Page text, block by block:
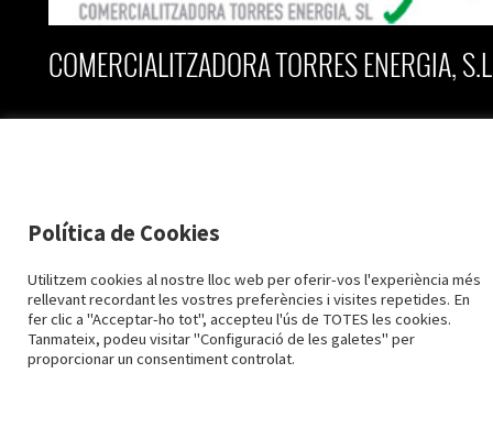
COMERCIALITZADORA TORRES ENERGIA,
973 79 28 28
info@torresenergia.cat
Avís Legal i Protecció de dades
Política de Cookies
Configuració cookies
Designed byLaPometa
Política de Cookies
Utilitzem cookies al nostre lloc web per oferir-vos l'experiència més
rellevant recordant les vostres preferències i visites repetides. En
fer clic a "Acceptar-ho tot", accepteu l'ús de TOTES les cookies.
Tanmateix, podeu visitar "Configuració de les galetes" per
proporcionar un consentiment controlat.